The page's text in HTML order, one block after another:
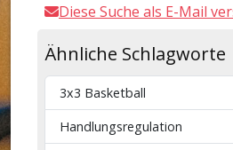
Diese Suche als E-Mail
Ähnliche Schlagworte
3x3 Basketball
Handlungsregulation